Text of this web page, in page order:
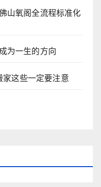
山氧阁全流程标准化
为一生的方向
家这些一定要注意